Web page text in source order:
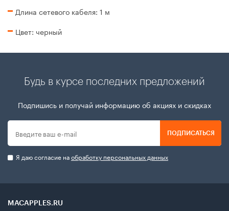
Длина сетевого кабеля: 1 м
Цвет: черный
Будь в курсе последних предложений
Подпишись и получай информацию об акциях и скидках
ПОДПИСАТЬСЯ
Я даю согласие наобработку персональных данных
MACAPPLES.RU